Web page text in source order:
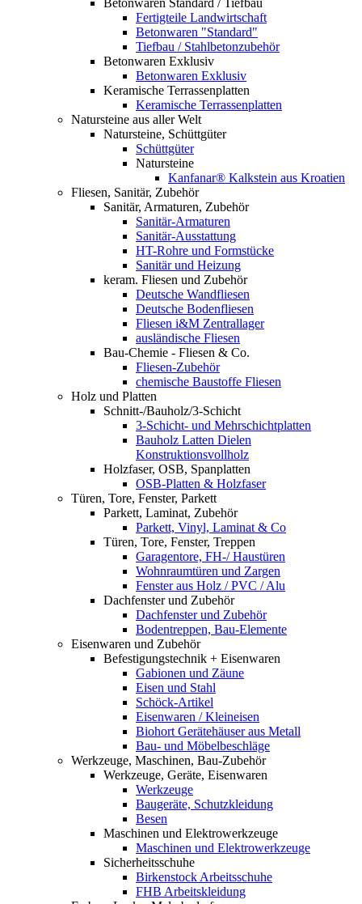
Betonwaren Standard / Tiefbau
Fertigteile Landwirtschaft
Betonwaren "Standard"
Tiefbau / Stahlbetonzubehör
Betonwaren Exklusiv
Betonwaren Exklusiv
Keramische Terrassenplatten
Keramische Terrassenplatten
Natursteine aus aller Welt
Natursteine, Schüttgüter
Schüttgüter
Natursteine
Kanfanar® Kalkstein aus Kroatien
Fliesen, Sanitär, Zubehör
Sanitär, Armaturen, Zubehör
Sanitär-Armaturen
Sanitär-Ausstattung
HT-Rohre und Formstücke
Sanitär und Heizung
keram. Fliesen und Zubehör
Deutsche Wandfliesen
Deutsche Bodenfliesen
Fliesen i&M Zentrallager
ausländische Fliesen
Bau-Chemie - Fliesen & Co.
Fliesen-Zubehör
chemische Baustoffe Fliesen
Holz und Platten
Schnitt-/Bauholz/3-Schicht
3-Schicht- und Mehrschichtplatten
Bauholz Latten Dielen
Konstruktionsvollholz
Holzfaser, OSB, Spanplatten
OSB-Platten & Holzfaser
Türen, Tore, Fenster, Parkett
Parkett, Laminat, Zubehör
Parkett, Vinyl, Laminat & Co
Türen, Tore, Fenster, Treppen
Garagentore, FH-/ Haustüren
Wohnraumtüren und Zargen
Fenster aus Holz / PVC / Alu
Dachfenster und Zubehör
Dachfenster und Zubehör
Bodentreppen, Bau-Elemente
Eisenwaren und Zubehör
Befestigungstechnik + Eisenwaren
Gabionen und Zäune
Eisen und Stahl
Schöck-Artikel
Eisenwaren / Kleineisen
Biohort Gerätehäuser aus Metall
Bau- und Möbelbeschläge
Werkzeuge, Maschinen, Bau-Zubehör
Werkzeuge, Geräte, Eisenwaren
Werkzeuge
Baugeräte, Schutzkleidung
Besen
Maschinen und Elektrowerkzeuge
Maschinen und Elektrowerkzeuge
Sicherheitsschuhe
Birkenstock Arbeitsschuhe
FHB Arbeitskleidung